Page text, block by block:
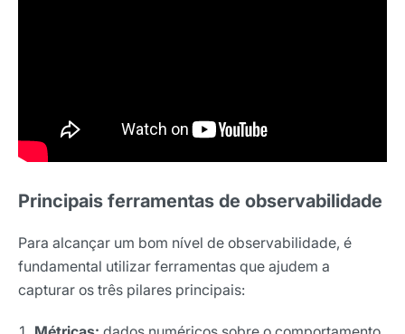
Principais ferramentas de observabilidade
Para alcançar um bom nível de observabilidade, é
fundamental utilizar ferramentas que ajudem a
capturar os três pilares principais: